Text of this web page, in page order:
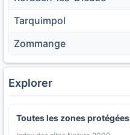
Tarquimpol
Zommange
Explorer
Toutes les zones protégées